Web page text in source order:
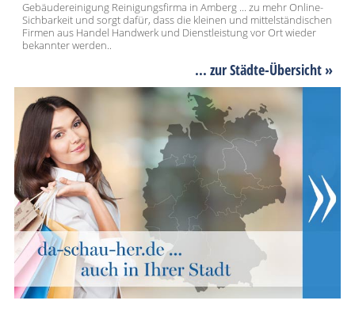
Gebäudereinigung Reinigungsfirma in Amberg ... zu mehr Online-
Sichbarkeit und sorgt dafür, dass die kleinen und mittelständischen
Firmen aus Handel Handwerk und Dienstleistung vor Ort wieder
bekannter werden..
... zur Städte-Übersicht »